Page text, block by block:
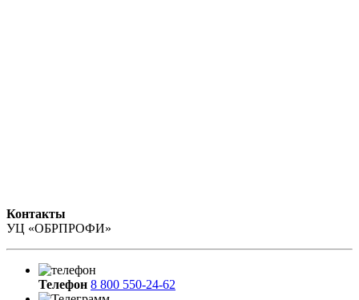
Контакты
УЦ «ОБРПРОФИ»
Телефон 8 800 550-24-62